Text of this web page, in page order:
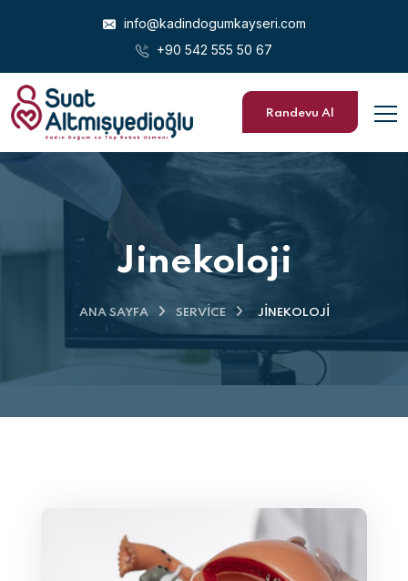
info@kadindogumkayseri.com
+90 542 555 50 67
Randevu Al
Jinekoloji
ANA SAYFA SERVICE JINEKOLOJI